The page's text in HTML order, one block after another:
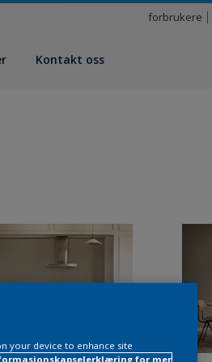
forbrukere
Kontakt oss
your device to enhance site
for mer